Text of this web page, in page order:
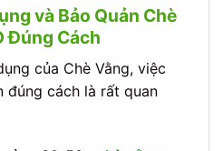
và Bảo Quản Chè
Đúng Cách
của Chè Vằng, việc
đúng cách là rất quan